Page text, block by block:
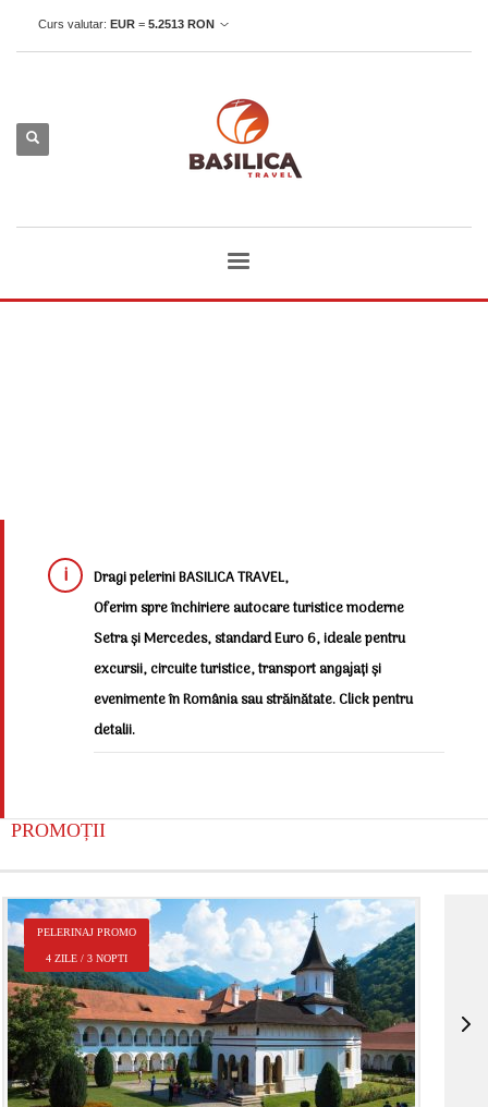
Curs valutar: EUR = 5.2513 RON
Dragi pelerini BASILICA TRAVEL,
Oferim spre închiriere autocare turistice moderne
Setra și Mercedes, standard Euro 6, ideale pentru
excursii, circuite turistice, transport angajați și
evenimente în România sau străinătate. Click pentru
detalii.
PROMOȚII
PELERINAJ PROMO
4 ZILE / 3 NOPTI